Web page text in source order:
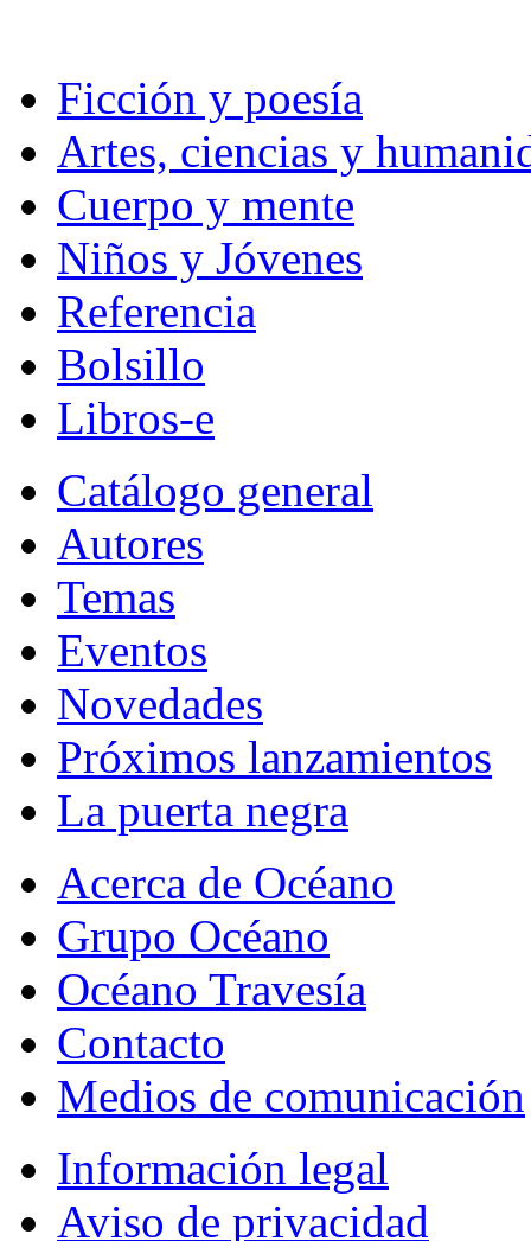
Ficción y poesía
Artes, ciencias y
Cuerpo y mente
Niños y Jóvenes
Referencia
Bolsillo
Libros-e
Catálogo general
Autores
Temas
Eventos
Novedades
Próximos lanzamientos
La puerta negra
Acerca de Océano
Grupo Océano
Océano Travesía
Contacto
Medios de comunicación
Información legal
Aviso de privacidad